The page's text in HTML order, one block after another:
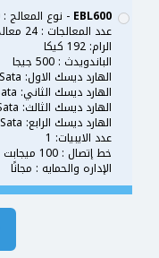
EBL600 - نوع المعالج : Xeon E5-2680
عدد المعالجات : 24 معالج × 2.50 Ghz
الرام: 192 كيكا
الباندويدث : 500 جيجا
الهارد ديسك الاول: 2TB Sata
الهارد ديسك الثاني: 2TB Sata
الهارد ديسك الثالث: 2TB Sata
الهارد ديسك الرابع: 2TB Sata
عدد الايبيات: 1
خط إتصال : 100 ميجابت
الإداره والحمايه : مجانًا